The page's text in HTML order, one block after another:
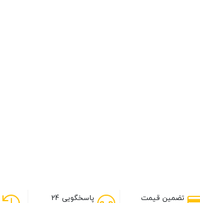
تضمین قیمت
پاسخگویی 24